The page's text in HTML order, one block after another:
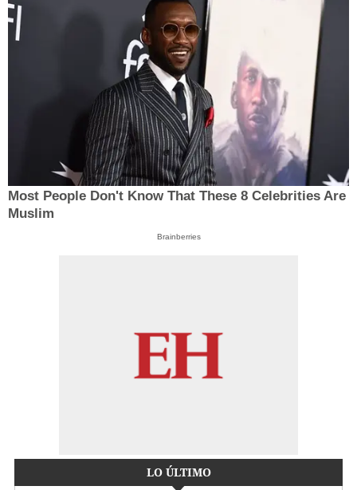
Most People Don't Know That These 8 Celebrities Are
Muslim
Brainberries
LO ÚLTIMO